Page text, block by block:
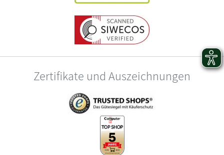
Zertifikate und Auszeichnungen